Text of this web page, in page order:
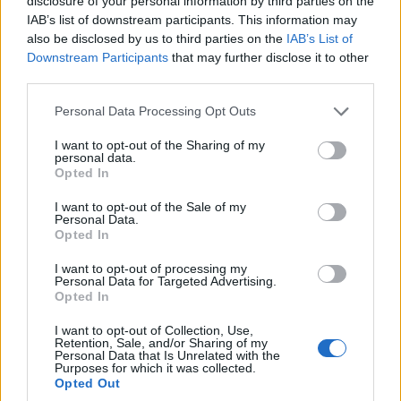
IAB’s list of downstream participants. This information may
also be disclosed by us to third parties on the IAB’s List of
Downstream Participants that may further disclose it to other
Personal Data Processing Opt Outs
I want to opt-out of the Sharing of my
personal data.
Opted In
I want to opt-out of the Sale of my
Personal Data.
Opted In
I want to opt-out of processing my
Personal Data for Targeted Advertising.
Opted In
I want to opt-out of Collection, Use,
Retention, Sale, and/or Sharing of my
Personal Data that Is Unrelated with the
Purposes for which it was collected.
Opted Out
01 08
Ένας γάμος βγαλμένος από editorial
μόδας
Aν μη τι άλλο πάντως, ο γάμος της Dua Lipa
είχε πολύ ενδιαφέρον και από στιλιστικής